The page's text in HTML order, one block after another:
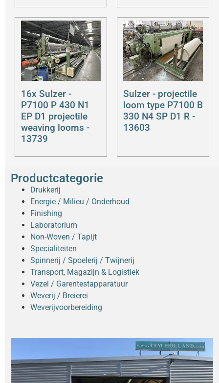
Productcategorie
Drukkerij
Energie / Milieu / Onderhoud
Finishing
Laboratorium
Non-Woven / Tapijt
Specialiteiten
Spinnerij / Spoelerij / Twijnerij
Transport, Magazijn & Logistiek
Vezel / Garentestapparatuur
Weverij / Breierei
Weverijvoorbereiding
16x Sulzer -
P7100 P 430 N1
EP D1 projectile
weaving looms -
13739
Sulzer - projectile
loom type P7100 B
330 N4 SP D1 R -
13603